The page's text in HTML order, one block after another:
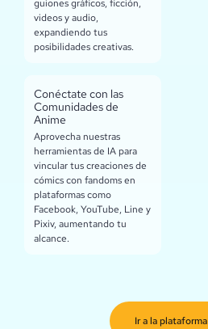
guiones gráficos, ficción,
videos y audio,
expandiendo tus
posibilidades creativas.
Conéctate con las
Comunidades de
Anime
Aprovecha nuestras
herramientas de IA para
vincular tus creaciones de
cómics con fandoms en
plataformas como
Facebook, YouTube, Line y
Pixiv, aumentando tu
alcance.
Ir a la plataforma